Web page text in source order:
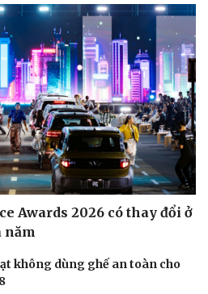
Awards 2026 có thay đổi ở
năm
không dùng ghế an toàn cho